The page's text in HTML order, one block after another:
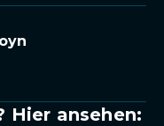
Hier ansehen: